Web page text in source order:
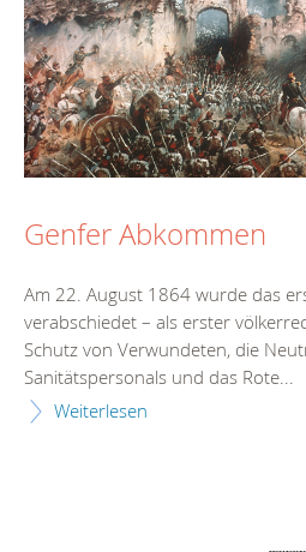
Genfer Abkommen
Am 22. August 1864 wurde das
verabschiedet – als erster
Schutz von Verwundeten, die
Sanitätspersonals und das Rote...
Weiterlesen